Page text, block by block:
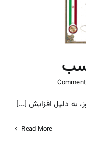
به دلیل افزایش [...]
Read More